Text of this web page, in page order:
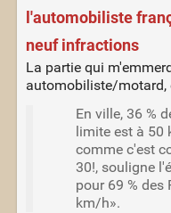
l'automobiliste
neuf infractions
La partie qui
automobiliste/motard,
En ville, 36 %
limite est à 50
comme c'est
30!, souligne
pour 69 % des
km/h».